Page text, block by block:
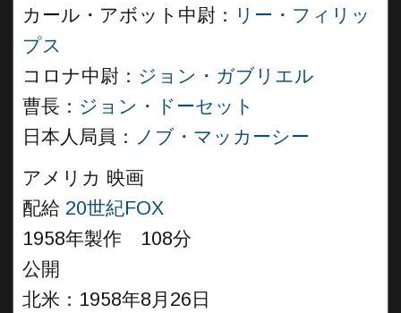
カール・アボット中尉： リー・フィリッ
プス
コロナ中尉： ジョン・ガブリエル
曹長： ジョン・ドーセット
日本人局員： ノブ・マッカーシー
アメリカ 映画
配給 20世紀FOX
1958年製作 108分
公開
北米：1958年8月26日